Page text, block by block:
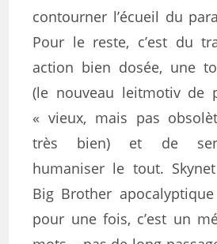
contourner l’écueil du
Pour le reste, c’est du
action bien dosée, une
(le nouveau leitmotiv de
« vieux, mais pas
très bien) et de
humaniser le tout.
Big Brother
pour une fois, c’est un